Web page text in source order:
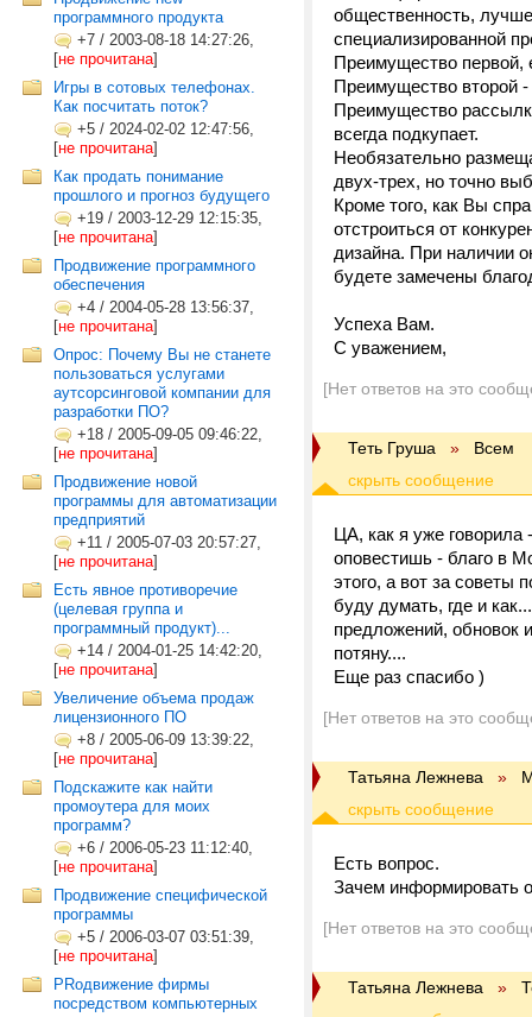
программного продукта
+7 / 2003-08-18 14:27:26,
[не прочитана]
Игры в сотовых телефонах.
Как посчитать поток?
+5 / 2024-02-02 12:47:56,
[не прочитана]
Как продать понимание
прошлого и прогноз будущего
+19 / 2003-12-29 12:15:35,
[не прочитана]
Продвижение программного
обеспечения
+4 / 2004-05-28 13:56:37,
[не прочитана]
Опрос: Почему Вы не станете
пользоваться услугами
аутсорсинговой компании для
разработки ПО?
+18 / 2005-09-05 09:46:22,
[не прочитана]
Продвижение новой
программы для автоматизации
предприятий
+11 / 2005-07-03 20:57:27,
[не прочитана]
Есть явное противоречие
(целевая группа и
программный продукт)...
+14 / 2004-01-25 14:42:20,
[не прочитана]
Увеличение объема продаж
лицензионного ПО
+8 / 2005-06-09 13:39:22,
[не прочитана]
Подскажите как найти
промоутера для моих
программ?
+6 / 2006-05-23 11:12:40,
[не прочитана]
Продвижение специфической
программы
+5 / 2006-03-07 03:51:39,
[не прочитана]
PRодвижение фирмы
посредством компьютерных
общественность,
специализированной
Преимущество первой,
Преимущество второй
Преимущество
всегда подкупает.
Необязательно
двух-трех, но точно
Кроме того, как Вы
отстроиться от
дизайна. При наличии
будете замечены
Успеха Вам.
С уважением,
[Нет ответов на это
Теть Груша » Всем
ЦА, как я уже говорила
оповестишь - благо в
этого, а вот за советы
буду думать, где и
предложений, обновок
потяну....
Еще раз спасибо )
[Нет ответов на это
Татьяна Лежнева »
Есть вопрос.
Зачем информировать
[Нет ответов на это
Татьяна Лежнева »